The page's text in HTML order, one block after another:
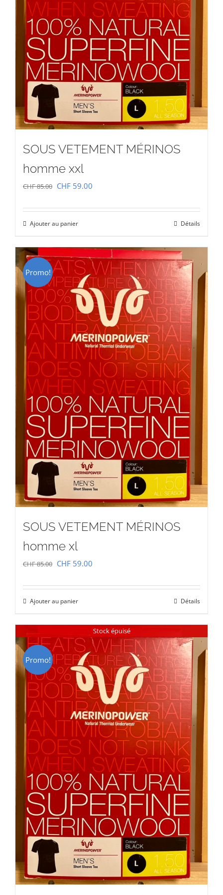
SOUS VETEMENT MÉRINOS
homme xxl
CHF85.00 Le
était :
CHF 85.00.
CHF 59.00
CHF 59.00.
Ajouter au panier Détails
Promo!
SOUS VETEMENT MÉRINOS
homme xl
CHF85.00 Le
initial
était :
CHF 85.00.
CHF 59.00
actuel
CHF 59.00.
Ajouter au panier Détails
Stock épuisé
Promo!